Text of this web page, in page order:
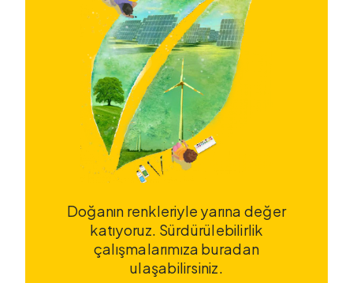
Doğanın renkleriyle yarına değer
katıyoruz. Sürdürülebilirlik
çalışmalarımıza buradan
ulaşabilirsiniz.